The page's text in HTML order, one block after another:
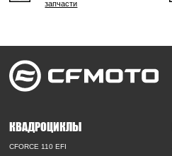
запчасти
КВАДРОЦИКЛЫ
CFORCE 110 EFI